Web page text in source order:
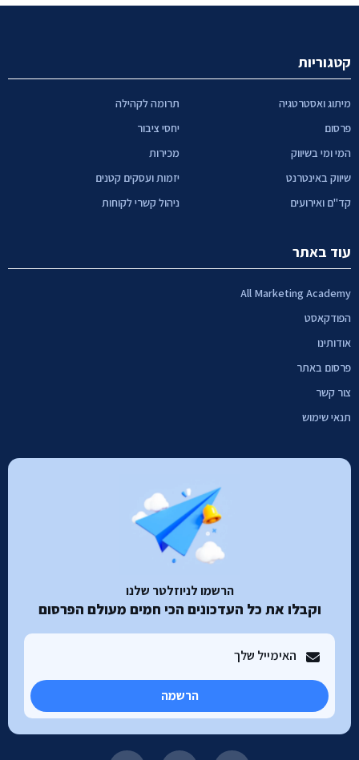
קטגוריות
מיתוג ואסטרטגיה
פרסום
המי ומי בשיווק
שיווק באינטרנט
קד"ם ואירועים
תרומה לקהילה
יחסי ציבור
מכירות
יזמות ועסקים קטנים
ניהול קשרי לקוחות
עוד באתר
All Marketing Academy
הפודקאסט
אודותינו
פרסום באתר
צור קשר
תנאי שימוש
הרשמו לניוזלטר שלנו
וקבלו את כל העדכונים הכי חמים מעולם הפרסום
הרשמה